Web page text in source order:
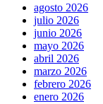
agosto 2026
julio 2026
junio 2026
mayo 2026
abril 2026
marzo 2026
febrero 2026
enero 2026